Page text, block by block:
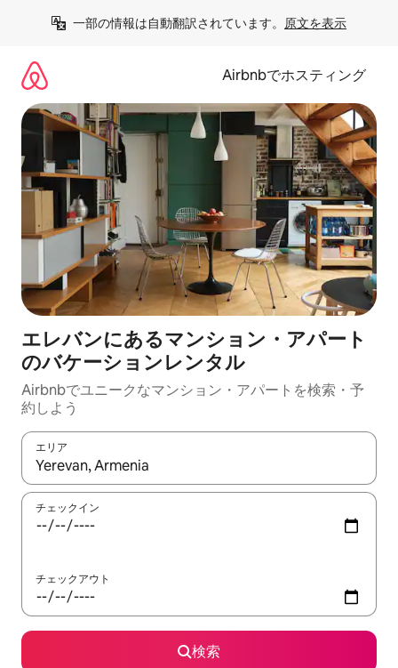
一部の情報は自動翻訳されています。 原文を表示
Airbnbでホスティング
エレバンにあるマンション・アパート
のバケーションレンタル
Airbnbでユニークなマンション・アパートを検索・予
約しよう
エリア
検索結果が表示されたら、上下の矢印キーを使って移動するか
チェックイン
チェックアウト
検索